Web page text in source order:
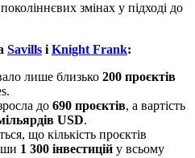
змінах у підході до
Savills iKnight Frank:
лише близько 200 проєктів
до 690 проєктів, а вартість
USD.
що кількість проєктів
1 300 інвестицій у всьому